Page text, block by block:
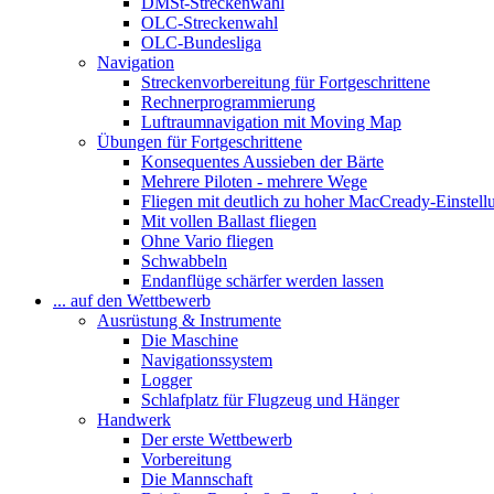
OLC-Streckenwahl
OLC-Bundesliga
Navigation
Streckenvorbereitung für Fortgeschrittene
Rechnerprogrammierung
Luftraumnavigation mit Moving Map
Übungen für Fortgeschrittene
Konsequentes Aussieben der Bärte
Mehrere Piloten - mehrere Wege
Fliegen mit deutlich zu hoher MacCready-
Mit vollen Ballast fliegen
Ohne Vario fliegen
Schwabbeln
Endanflüge schärfer werden lassen
... auf den Wettbewerb
Ausrüstung & Instrumente
Die Maschine
Navigationssystem
Logger
Schlafplatz für Flugzeug und Hänger
Handwerk
Der erste Wettbewerb
Vorbereitung
Die Mannschaft